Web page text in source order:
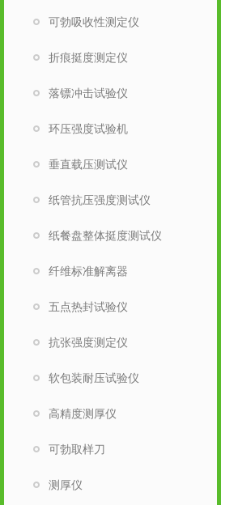
可勃吸收性测定仪
折痕挺度测定仪
落镖冲击试验仪
环压强度试验机
垂直载压测试仪
纸管抗压强度测试仪
纸餐盘整体挺度测试仪
纤维标准解离器
五点热封试验仪
抗张强度测定仪
软包装耐压试验仪
高精度测厚仪
可勃取样刀
测厚仪